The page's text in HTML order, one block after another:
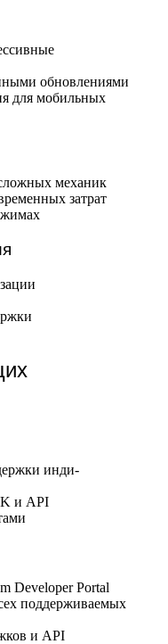
обновлениями
для мобильных
механик
затрат
инди-
и API
Developer Portal
поддерживаемых
и API